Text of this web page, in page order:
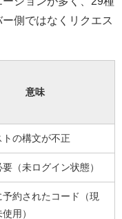
側ではなくリクエス
意味
トの構文が不正
（未ログイン状態）
予約されたコード（現
用）